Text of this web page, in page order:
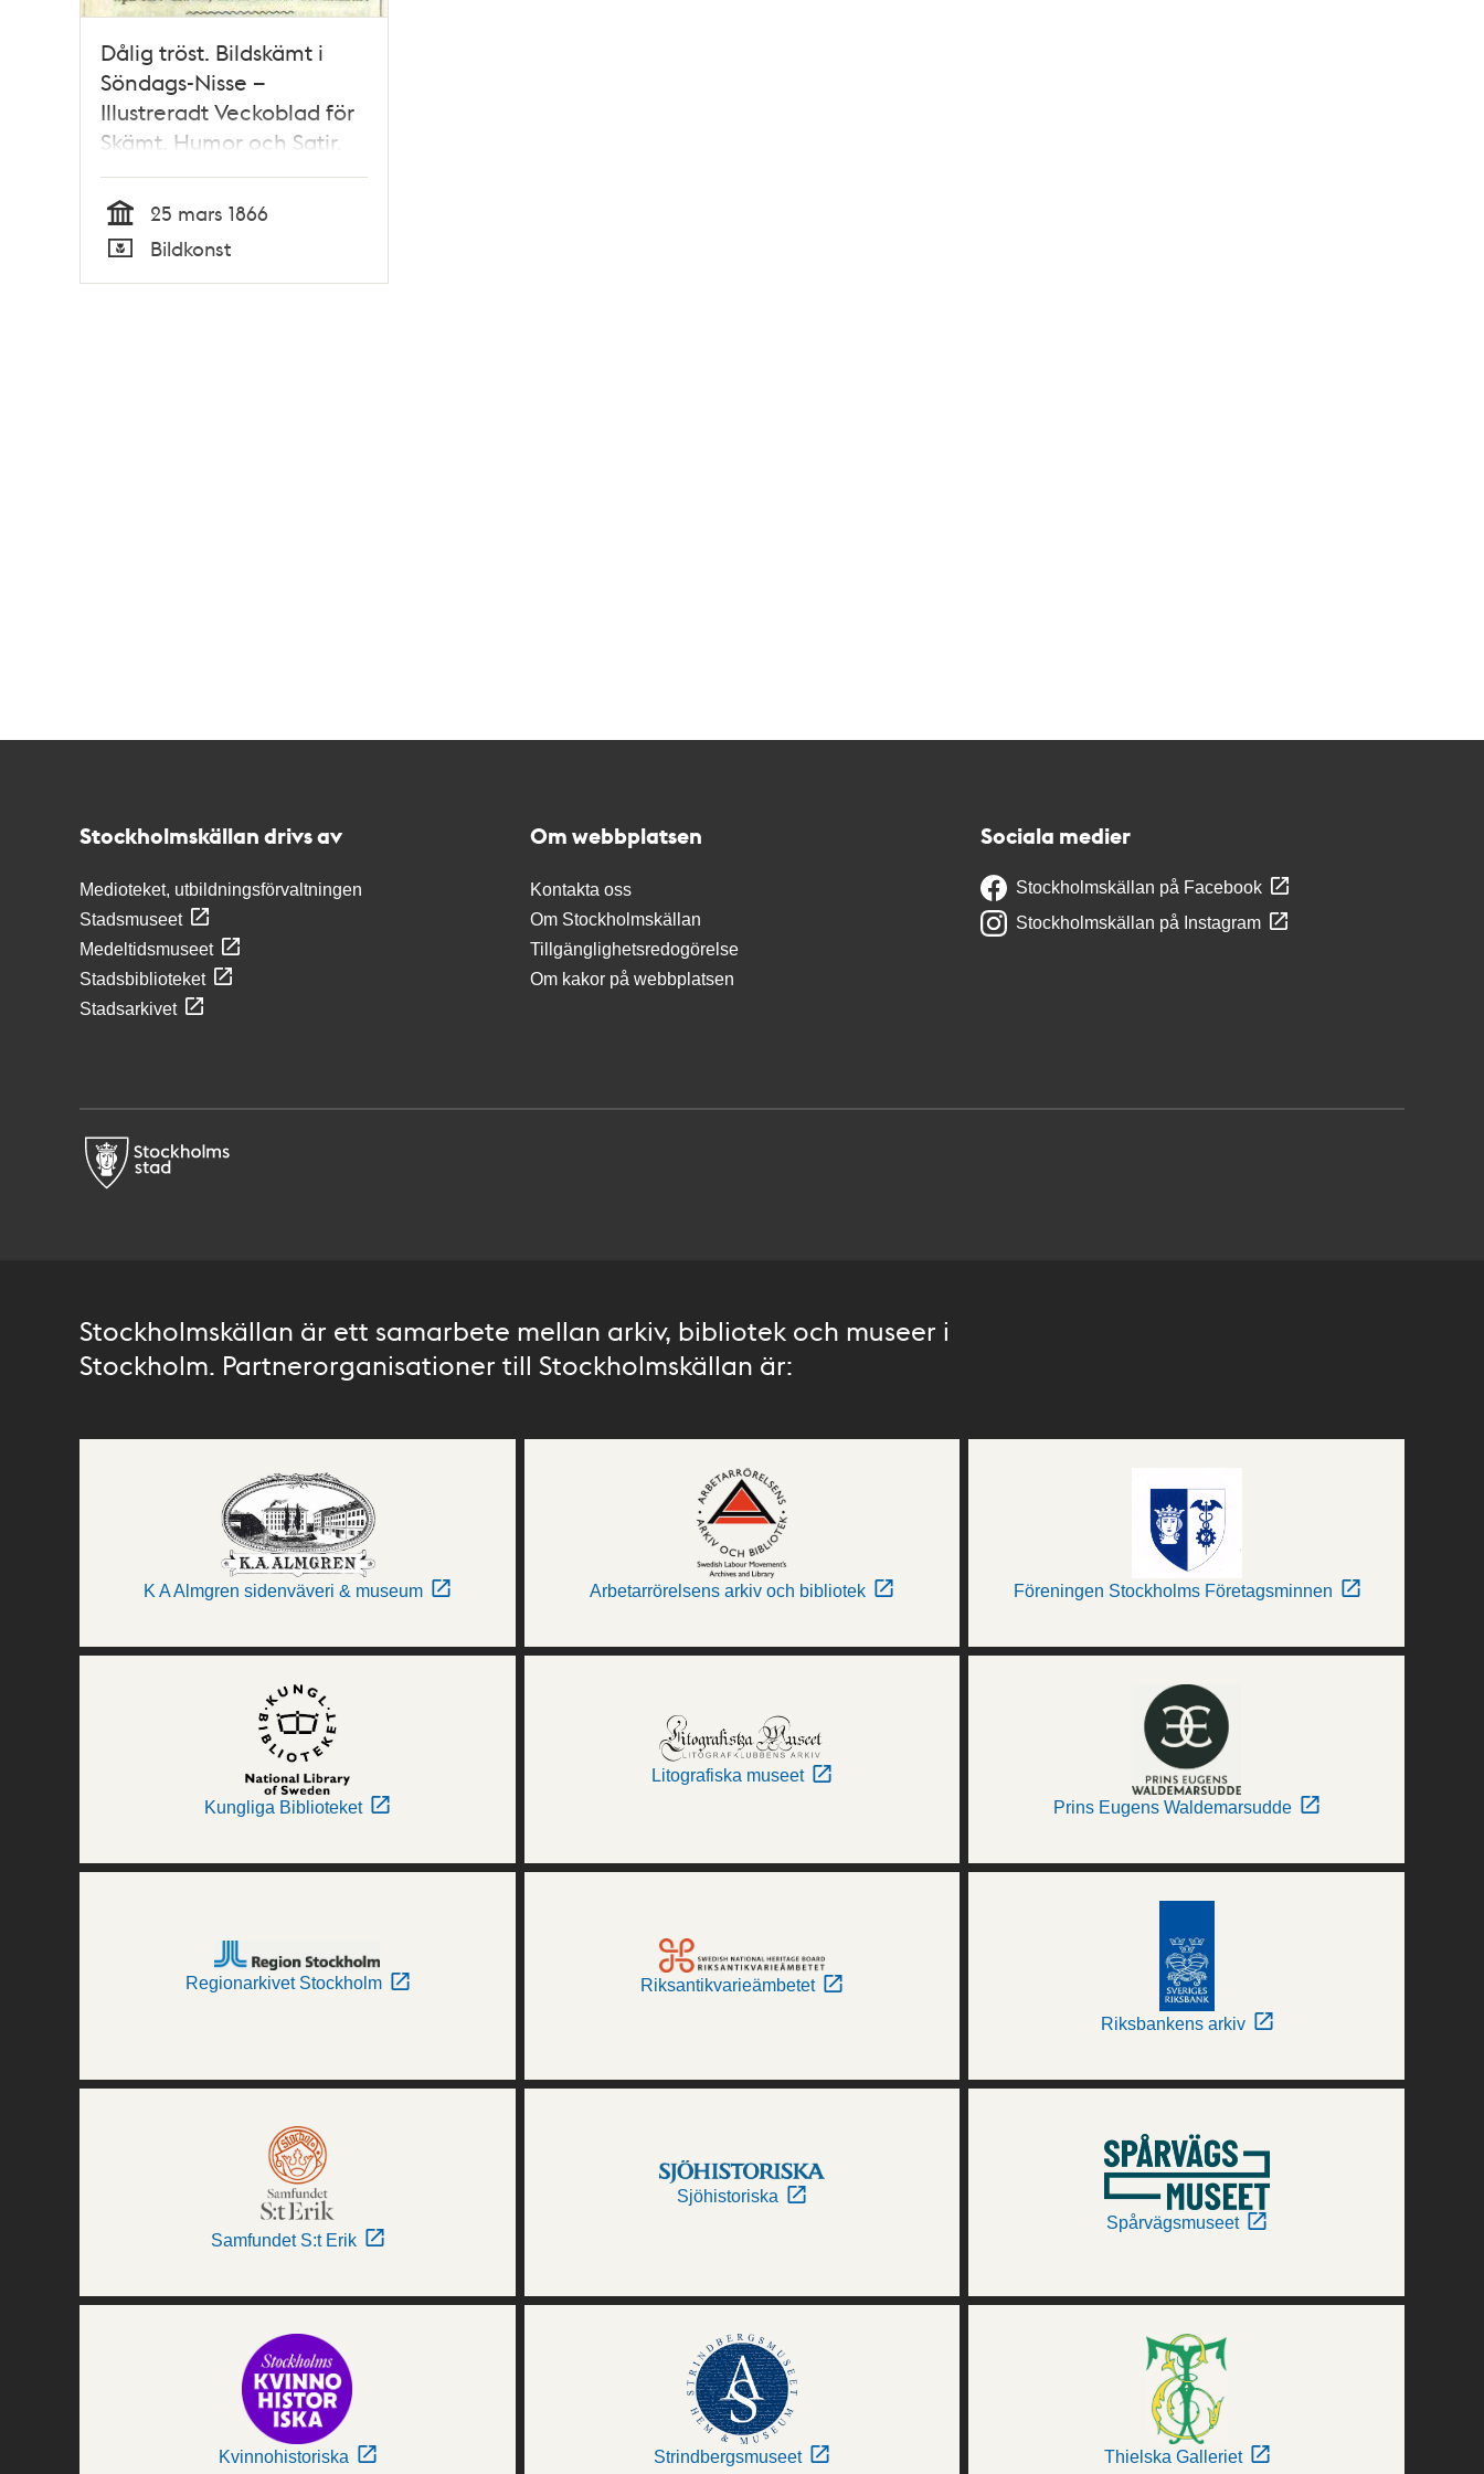
Dålig tröst. Bildskämt i
Söndags-Nisse –
Illustreradt Veckoblad för
Skämt, Humor och Satir,
nr 12, den 25 mars 1866
Tid
25 mars 1866
Typ
Bildkonst
Stockholmskällan drivs av
Medioteket, utbildningsförvaltningen
Stadsmuseet
Medeltidsmuseet
Stadsbiblioteket
Stadsarkivet
Om webbplatsen
Kontakta oss
Om Stockholmskällan
Tillgänglighetsredogörelse
Om kakor på webbplatsen
Sociala medier
Stockholmskällan på Facebook
Stockholmskällan på Instagram
Stockholmskällan är ett samarbete mellan arkiv, bibliotek och museer i
Stockholm. Partnerorganisationer till Stockholmskällan är:
K A Almgren sidenväveri & museum Arbetarrörelsens arkiv och bibliotek Föreningen Stockholms Företagsminnen
Kungliga Biblioteket
Litografiska museet
Prins Eugens Waldemarsudde
Regionarkivet Stockholm Riksantikvarieämbetet
Riksbankens arkiv
Samfundet S:t Erik
Sjöhistoriska
Spårvägsmuseet
Kvinnohistoriska Strindbergsmuseet Thielska Galleriet